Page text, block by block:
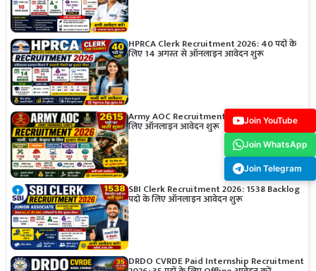
HPRCA Clerk Recruitment 2026: 40 पदों के
लिए 14 अगस्त से ऑनलाइन आवेदन शुरू
Army AOC Recruitment 2026: 2615 पदों के
लिए ऑनलाइन आवेदन शुरू
SBI Clerk Recruitment 2026: 1538 Backlog
पदों के लिए ऑनलाइन आवेदन शुरू
DRDO CVRDE Paid Internship Recruitment
Join YouTube
Join WhatsApp
Join Telegram